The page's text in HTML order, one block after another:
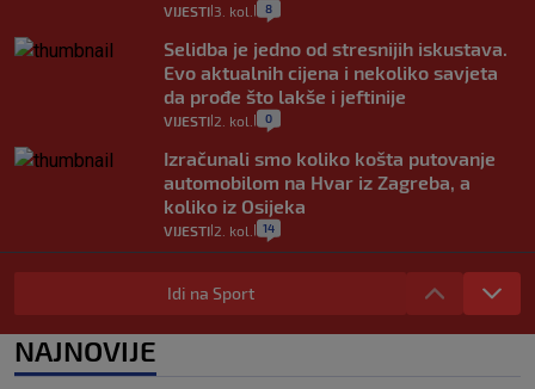
VIJESTI 3. kol. 8
Selidba je jedno od stresnijih iskustava.
Evo aktualnih cijena i nekoliko savjeta
da prođe što lakše i jeftinije
VIJESTI 2. kol. 0
Izračunali smo koliko košta putovanje
automobilom na Hvar iz Zagreba, a
koliko iz Osijeka
VIJESTI 2. kol. 14
"Kći je otišla na more, a zaboravila
zdravstvenu iskaznicu". Kakva su prava
pacijenata izvan mjesta prebivališta?
1
Idi na Sport
NAJNOVIJE